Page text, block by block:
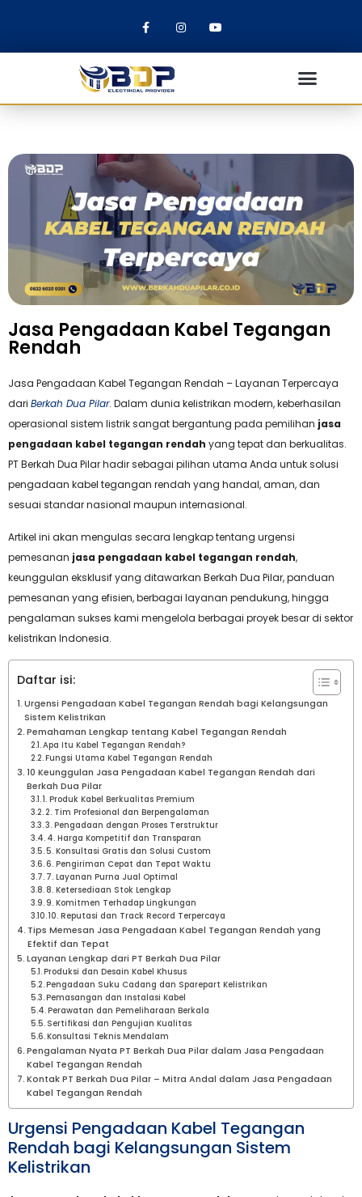
Jasa Pengadaan Kabel Tegangan
Rendah
Jasa Pengadaan Kabel Tegangan Rendah – Layanan Terpercaya
dari Berkah Dua Pilar. Dalam dunia kelistrikan modern, keberhasilan
operasional sistem listrik sangat bergantung pada pemilihan jasa
pengadaan kabel tegangan rendah yang tepat dan berkualitas.
PT Berkah Dua Pilar hadir sebagai pilihan utama Anda untuk solusi
pengadaan kabel tegangan rendah yang handal, aman, dan
sesuai standar nasional maupun internasional.
Artikel ini akan mengulas secara lengkap tentang urgensi
pemesanan jasa pengadaan kabel tegangan rendah,
keunggulan eksklusif yang ditawarkan Berkah Dua Pilar, panduan
pemesanan yang efisien, berbagai layanan pendukung, hingga
pengalaman sukses kami mengelola berbagai proyek besar di sektor
kelistrikan Indonesia.
Daftar isi:
Urgensi Pengadaan Kabel Tegangan Rendah bagi Kelangsungan
Sistem Kelistrikan
Pemahaman Lengkap tentang Kabel Tegangan Rendah
Apa Itu Kabel Tegangan Rendah?
Fungsi Utama Kabel Tegangan Rendah
10 Keunggulan Jasa Pengadaan Kabel Tegangan Rendah dari
Berkah Dua Pilar
1. Produk Kabel Berkualitas Premium
2. Tim Profesional dan Berpengalaman
3. Pengadaan dengan Proses Terstruktur
4. Harga Kompetitif dan Transparan
5. Konsultasi Gratis dan Solusi Custom
6. Pengiriman Cepat dan Tepat Waktu
7. Layanan Purna Jual Optimal
8. Ketersediaan Stok Lengkap
9. Komitmen Terhadap Lingkungan
10. Reputasi dan Track Record Terpercaya
Tips Memesan Jasa Pengadaan Kabel Tegangan Rendah yang
Efektif dan Tepat
Layanan Lengkap dari PT Berkah Dua Pilar
Produksi dan Desain Kabel Khusus
Pengadaan Suku Cadang dan Sparepart Kelistrikan
Pemasangan dan Instalasi Kabel
Perawatan dan Pemeliharaan Berkala
Sertifikasi dan Pengujian Kualitas
Konsultasi Teknis Mendalam
Pengalaman Nyata PT Berkah Dua Pilar dalam Jasa Pengadaan
Kabel Tegangan Rendah
Kontak PT Berkah Dua Pilar – Mitra Andal dalam Jasa Pengadaan
Kabel Tegangan Rendah
Urgensi Pengadaan Kabel Tegangan
Rendah bagi Kelangsungan Sistem
Kelistrikan